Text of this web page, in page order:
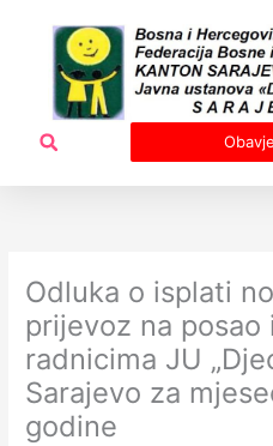
content
Odluka o isplati
prijevoz na posao
radnicima JU
Sarajevo za
godine